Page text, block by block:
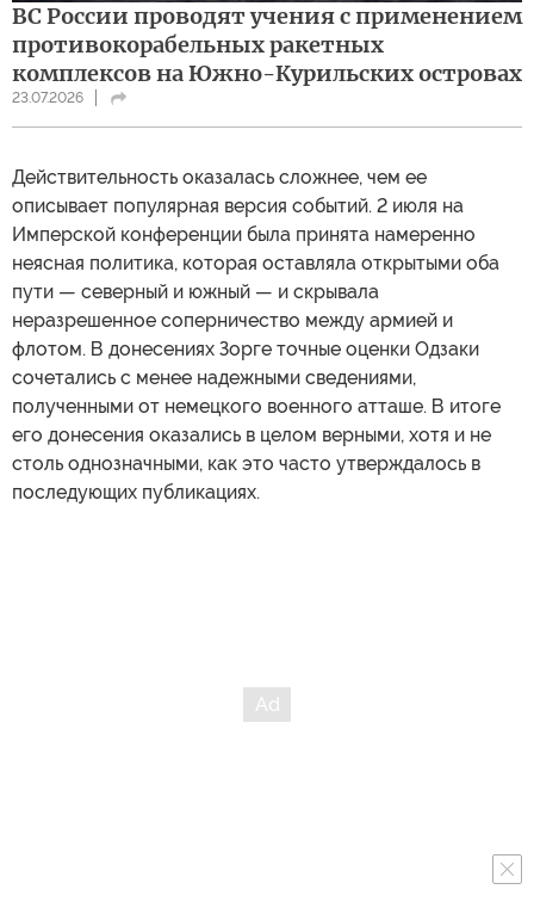
ВС России проводят учения с применением
противокорабельных ракетных
комплексов на Южно-Курильских островах
23.07.2026
Действительность оказалась сложнее, чем ее
описывает популярная версия событий. 2 июля на
Имперской конференции была принята намеренно
неясная политика, которая оставляла открытыми оба
пути — северный и южный — и скрывала
неразрешенное соперничество между армией и
флотом. В донесениях Зорге точные оценки Одзаки
сочетались с менее надежными сведениями,
полученными от немецкого военного атташе. В итоге
его донесения оказались в целом верными, хотя и не
столь однозначными, как это часто утверждалось в
последующих публикациях.